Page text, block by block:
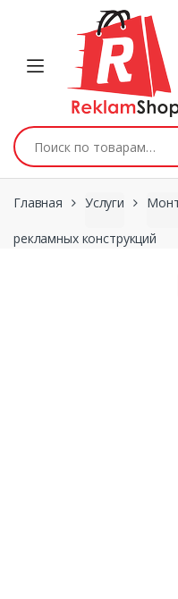
Перейти к навигации
Искать:
Главная Услуги
рекламных конструкций